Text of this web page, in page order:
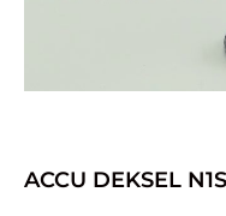
ACCU DEKSEL